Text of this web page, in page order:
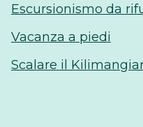
Escursionismo da
Vacanza a piedi
Scalare il